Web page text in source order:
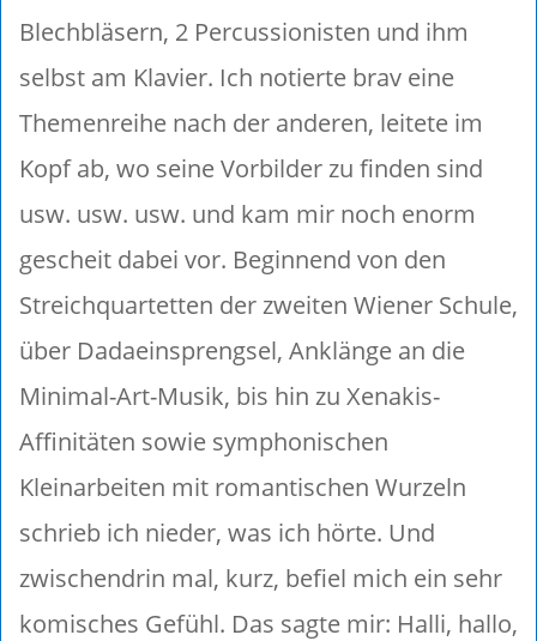
Blechbläsern, 2 Percussionisten und ihm
selbst am Klavier. Ich notierte brav eine
Themenreihe nach der anderen, leitete im
Kopf ab, wo seine Vorbilder zu finden sind
usw. usw. usw. und kam mir noch enorm
gescheit dabei vor. Beginnend von den
Streichquartetten der zweiten Wiener Schule,
über Dadaeinsprengsel, Anklänge an die
Minimal-Art-Musik, bis hin zu Xenakis-
Affinitäten sowie symphonischen
Kleinarbeiten mit romantischen Wurzeln
schrieb ich nieder, was ich hörte. Und
zwischendrin mal, kurz, befiel mich ein sehr
komisches Gefühl. Das sagte mir: Halli, hallo,